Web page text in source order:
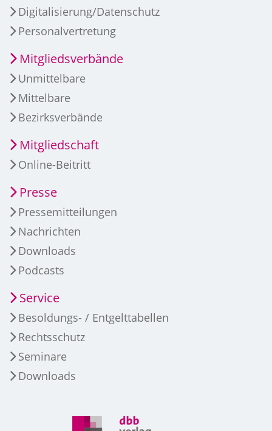
Digitalisierung/Datenschutz
Personalvertretung
Mitgliedsverbände
Unmittelbare
Mittelbare
Bezirksverbände
Mitgliedschaft
Online-Beitritt
Presse
Pressemitteilungen
Nachrichten
Downloads
Podcasts
Service
Besoldungs- / Entgelttabellen
Rechtsschutz
Seminare
Downloads